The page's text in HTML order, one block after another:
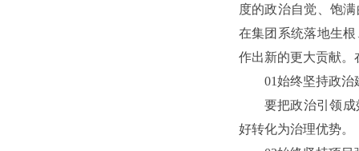
度的政治自觉、饱
在集团系统落地生
作出新的更大贡献。
01始终坚持政
要把政治引领
好转化为治理优势。